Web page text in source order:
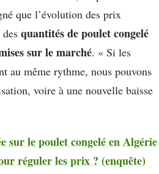
que l’évolution des prix
quantités de poulet congelé
sur le marché. « Si les
au même rythme, nous pouvons
voire à une nouvelle baisse
sur le poulet congelé en Algérie
réguler les prix ? (enquête)